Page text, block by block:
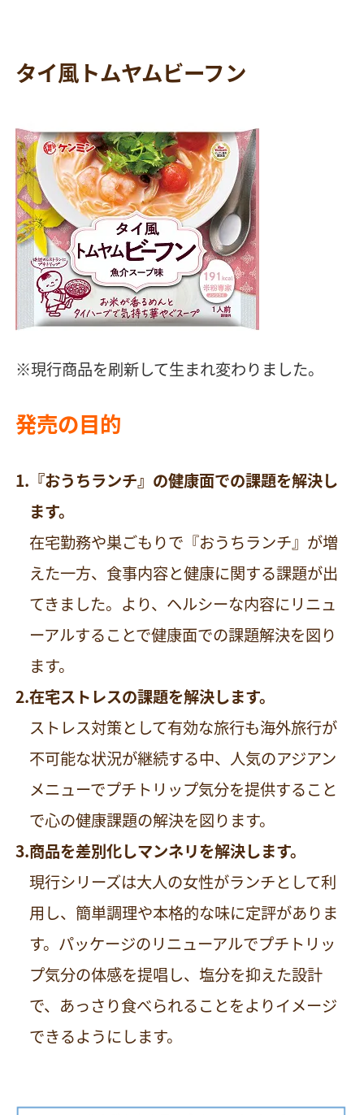
タイ風トムヤムビーフン
※現行商品を刷新して生まれ変わりました。
発売の目的
『おうちランチ』の健康面での課題を解決し
ます。
在宅勤務や巣ごもりで『おうちランチ』が増
えた一方、食事内容と健康に関する課題が出
てきました。より、ヘルシーな内容にリニュ
ーアルすることで健康面での課題解決を図り
ます。
在宅ストレスの課題を解決します。
ストレス対策として有効な旅行も海外旅行が
不可能な状況が継続する中、人気のアジアン
メニューでプチトリップ気分を提供すること
で心の健康課題の解決を図ります。
商品を差別化しマンネリを解決します。
現行シリーズは大人の女性がランチとして利
用し、簡単調理や本格的な味に定評がありま
す。パッケージのリニューアルでプチトリッ
プ気分の体感を提唱し、塩分を抑えた設計
で、あっさり食べられることをよりイメージ
できるようにします。